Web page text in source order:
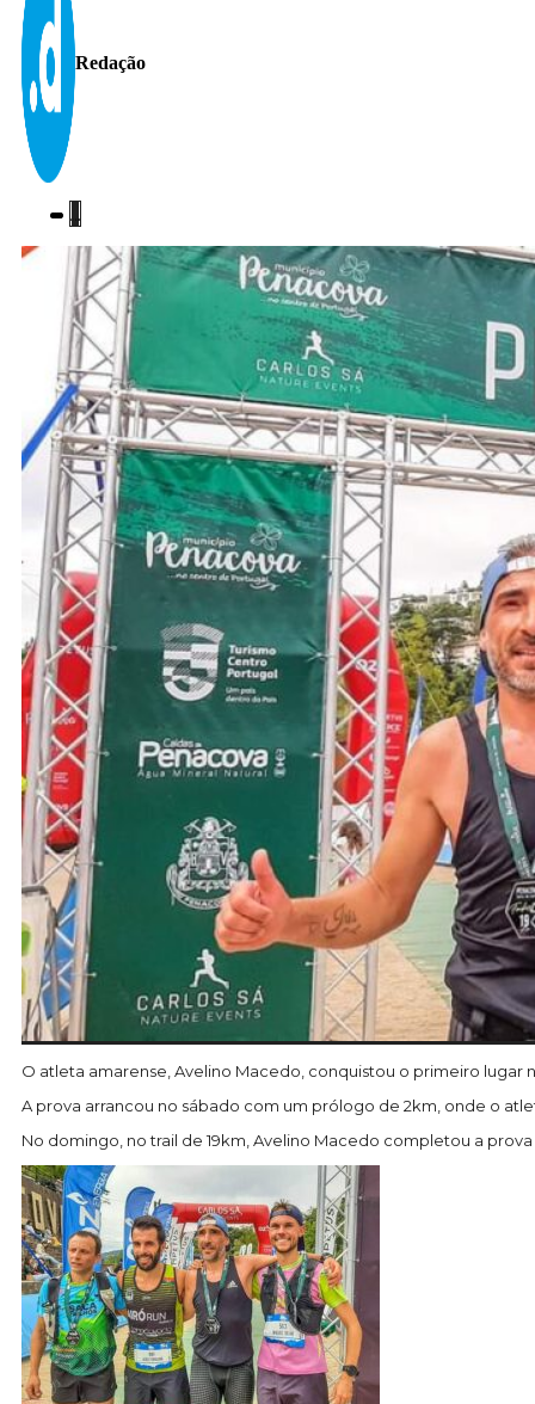
Redação
O atleta amarense, Avelino Macedo, conquistou o primeiro lugar
A prova arrancou no sábado com um prólogo de 2km, onde o
No domingo, no trail de 19km, Avelino Macedo completou a